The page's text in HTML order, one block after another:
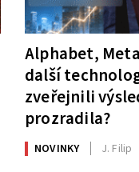
Alphabet,
další
zveřejnili
prozradila?
NOVINKY J. Filip